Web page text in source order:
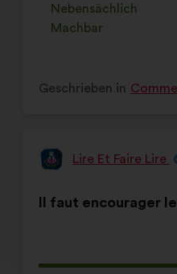
:eingeordnet
in:
Nebensächlich
:mal
Machbar
:mal
Geschrieben in
Vorschlag
Lire Et Faire Lire
des
Il faut encourager
folgender